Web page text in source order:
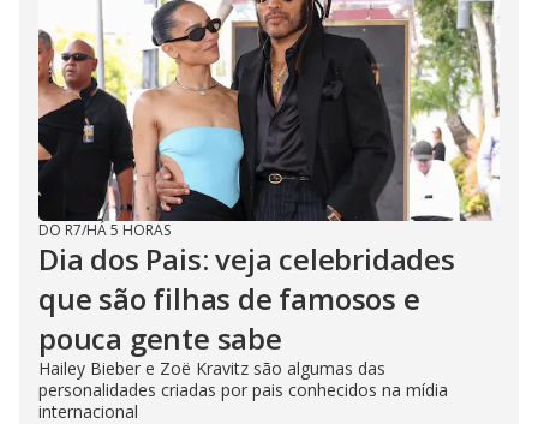
DO R7/HÁ 5 HORAS
Dia dos Pais: veja celebridades
que são filhas de famosos e
pouca gente sabe
Hailey Bieber e Zoë Kravitz são algumas das
personalidades criadas por pais conhecidos na mídia
internacional